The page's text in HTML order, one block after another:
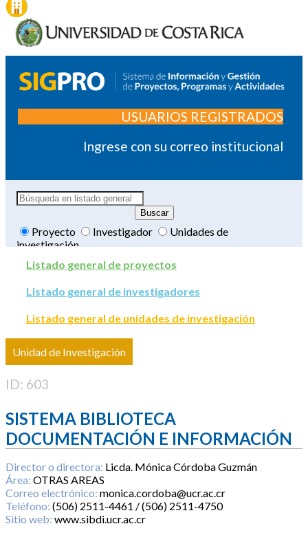
USUARIOS REGISTRADOS
Ingrese con su correo institucional
Proyecto Investigador
Unidades de
investigación
Listado general de proyectos
Listado general de investigadores
Listado general de unidades de investigación
Unidad de Investigación
ID: 603
SISTEMA BIBLIOTECA
DOCUMENTACIÓN E INFORMACIÓN
Director o directora: Licda. Mónica Córdoba Guzmán
Área: OTRAS AREAS
Correo electrónico: monica.cordoba@ucr.ac.cr
Teléfono: (506) 2511-4461 / (506) 2511-4750
Sitio web: www.sibdi.ucr.ac.cr